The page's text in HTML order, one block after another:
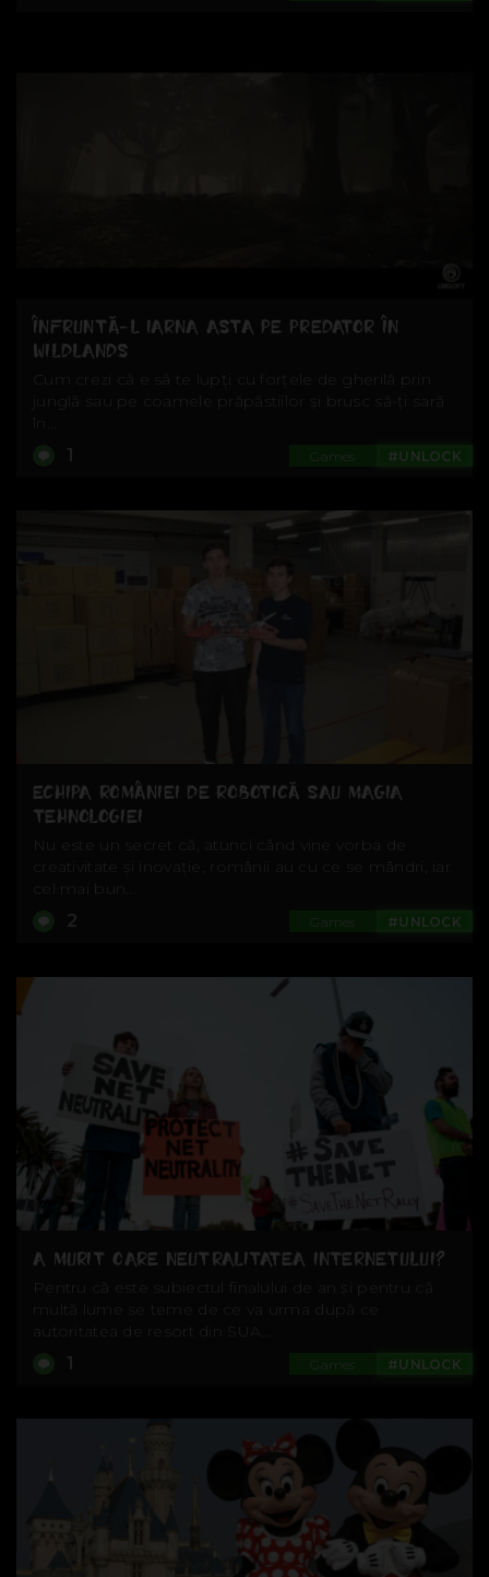
ÎNFRUNTĂ-L IARNA ASTA PE PREDATOR ÎN
WILDLANDS
Cum crezi că e să te lupți cu forțele de gherilă prin
junglă sau pe coamele prăpăstiilor și brusc să-ți sară
în...
#UNLOCK
Games
1
ECHIPA ROMÂNIEI DE ROBOTICĂ SAU MAGIA
TEHNOLOGIEI
Nu este un secret că, atunci când vine vorba de
creativitate și inovație, românii au cu ce se mândri, iar
cel mai bun...
#UNLOCK
Games
2
A MURIT OARE NEUTRALITATEA INTERNETULUI?
Pentru că este subiectul finalului de an și pentru că
multă lume se teme de ce va urma după ce
autoritatea de resort din SUA...
#UNLOCK
Games
1